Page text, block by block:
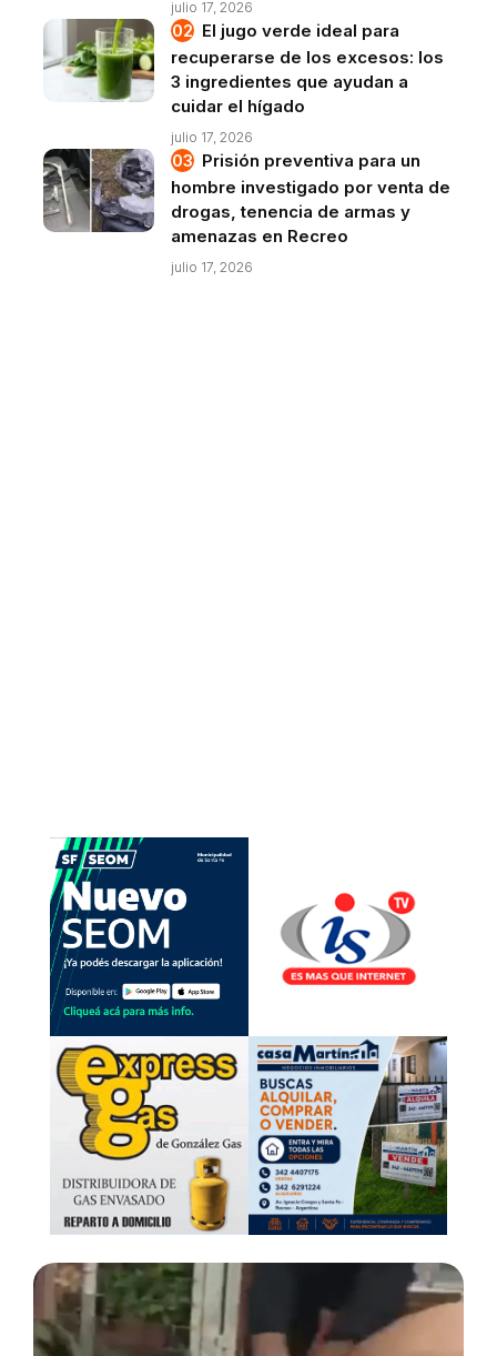
julio 17, 2026
El jugo verde ideal para
recuperarse de los excesos: los
3 ingredientes que ayudan a
cuidar el hígado
julio 17, 2026
Prisión preventiva para un
hombre investigado por venta de
drogas, tenencia de armas y
amenazas en Recreo
julio 17, 2026